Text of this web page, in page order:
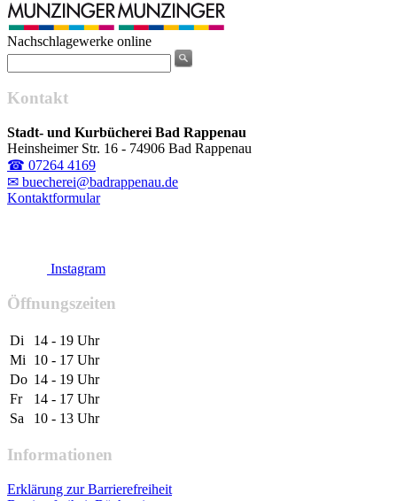
Nachschlagewerke online
Kontakt
Stadt- und Kurbücherei Bad Rappenau
Heinsheimer Str. 16 - 74906 Bad Rappenau
☎ 07264 4169
✉ buecherei@badrappenau.de
Kontaktformular
Instagram
Öffnungszeiten
Di
14 - 19 Uhr
Mi
10 - 17 Uhr
Do 14 - 19 Uhr
Fr
14 - 17 Uhr
Sa
10 - 13 Uhr
Informationen
Erklärung zur Barrierefreiheit